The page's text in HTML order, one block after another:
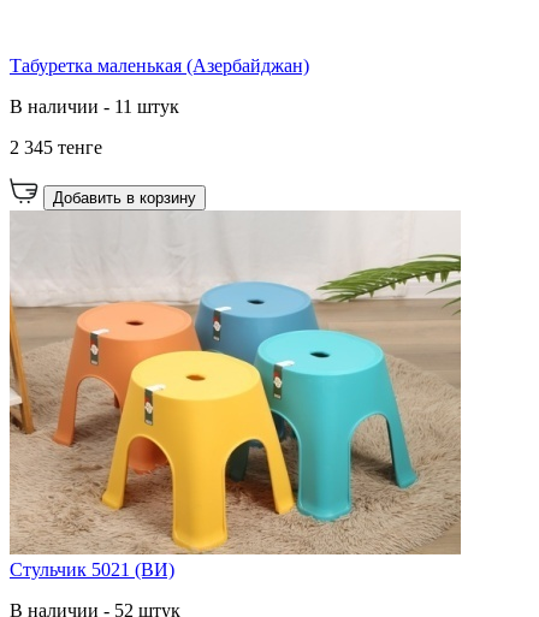
Табуретка маленькая (Азербайджан)
В наличии - 11 штук
2 345 тенге
Добавить в корзину
Стульчик 5021 (ВИ)
В наличии - 52 штук